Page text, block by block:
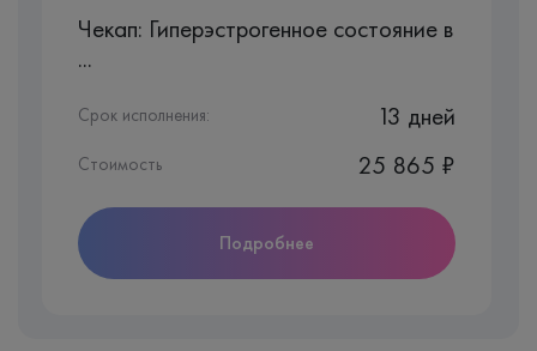
Чекап: Гиперэстрогенное состояние в
...
Срок исполнения: 13 дней
Стоимость 25 865 ₽
Подробнее